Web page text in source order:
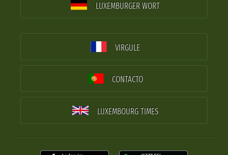
LUXEMBURGER WORT
VIRGULE
CONTACTO
LUXEMBOURG TIMES